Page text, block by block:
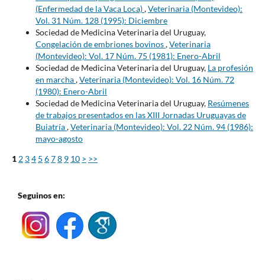
(Enfermedad de la Vaca Loca),Veterinaria (Montevideo):
Vol. 31 Núm. 128 (1995): Diciembre
Sociedad de Medicina Veterinaria del Uruguay,
Congelación de embriones bovinos,Veterinaria
(Montevideo): Vol. 17 Núm. 75 (1981): Enero-Abril
Sociedad de Medicina Veterinaria del Uruguay, La profesión
en marcha,Veterinaria (Montevideo): Vol. 16 Núm. 72
(1980): Enero-Abril
Sociedad de Medicina Veterinaria del Uruguay, Resúmenes
de trabajos presentados en las XIII Jornadas Uruguayas de
Buiatría,Veterinaria (Montevideo): Vol. 22 Núm. 94 (1986):
mayo-agosto
1 2 34 5 678 9 10 > >>
Seguinos en: